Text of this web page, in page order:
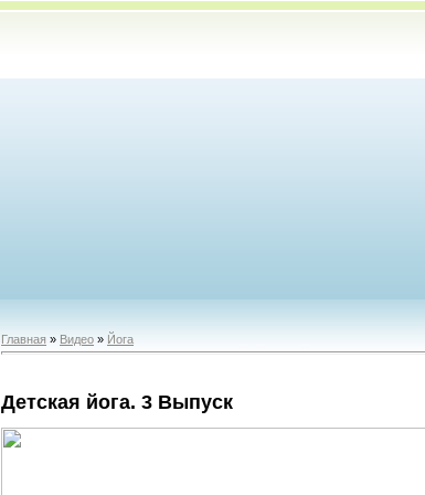
Главная » Видео » Йога
Детская йога. 3 Выпуск